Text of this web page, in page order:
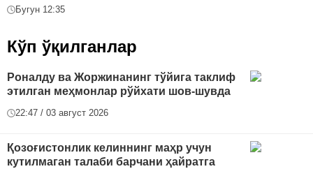
Бугун 12:35
Кўп ўқилганлар
Роналду ва Жоржинанинг тўйига таклиф
этилган меҳмонлар рўйхати шов-шувда
22:47 / 03 август 2026
Қозоғистонлик келиннинг маҳр учун
кутилмаган талаби барчани ҳайратга